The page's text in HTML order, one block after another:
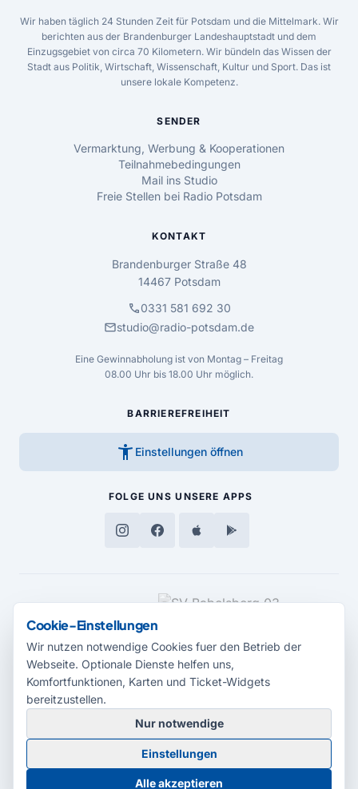
Wir haben täglich 24 Stunden Zeit für Potsdam und die Mittelmark. Wir
berichten aus der Brandenburger Landeshauptstadt und dem
Einzugsgebiet von circa 70 Kilometern. Wir bündeln das Wissen der
Stadt aus Politik, Wirtschaft, Wissenschaft, Kultur und Sport. Das ist
unsere lokale Kompetenz.
SENDER
Vermarktung, Werbung & Kooperationen
Teilnahmebedingungen
Mail ins Studio
Freie Stellen bei Radio Potsdam
KONTAKT
Brandenburger Straße 48
14467 Potsdam
call0331 581 692 30
mailstudio@radio-potsdam.de
Eine Gewinnabholung ist von Montag – Freitag
08.00 Uhr bis 18.00 Uhr möglich.
BARRIEREFREIHEIT
accessibility_new Einstellungen öffnen
FOLGE UNS UNSERE APPS
MEDIENPARTNER
© 2026 Radio Potsdam. Webseite entwickelt durch dieMedienagentur
Babelsberg
BarrierefreiheitserklärungAGBDatenschutzImpressum
Cookie-Einstellungen
Wir nutzen notwendige Cookies fuer den Betrieb der
Webseite. Optionale Dienste helfen uns,
Komfortfunktionen, Karten und Ticket-Widgets
bereitzustellen.
Nur notwendige
Einstellungen
Alle akzeptieren